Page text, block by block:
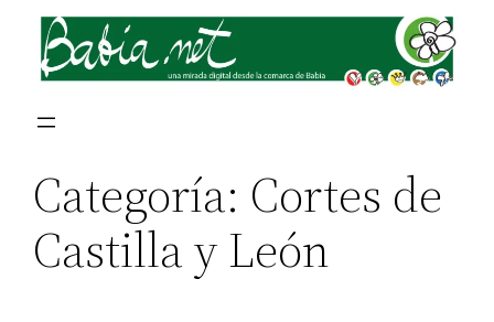
Saltar
contenido
Categoría: Cortes de
Castilla y León